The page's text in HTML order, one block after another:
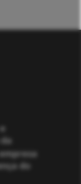
do